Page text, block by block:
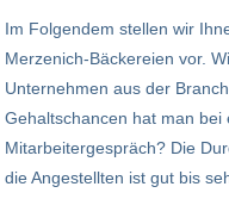
Im Folgendem stellen wir
Merzenich-Bäckereien vor.
Unternehmen aus der
Gehaltschancen hat man
Mitarbeitergespräch? Die
die Angestellten ist gut bis